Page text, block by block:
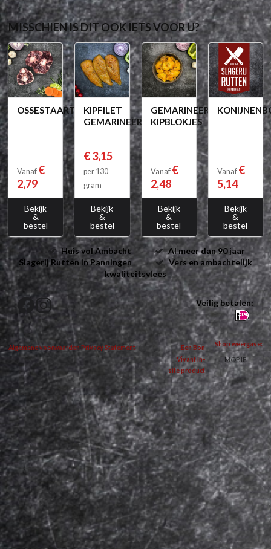
MISSCHIEN IS DIT OOK IETS VOOR U?
OSSESTAART
Vanaf €
2,79
Bekijk
&
bestel
KIPFILET
GEMARINEERD
€ 3,15
per 130
gram
Bekijk
&
bestel
GEMARINEERDE
KIPBLOKJES
Vanaf €
2,48
Bekijk
&
bestel
Vanaf €
5,14
Bekijk
&
bestel
Huis vol Ambacht
Al meer dan 90 jaar
Slagerij Rutten in Panningen
Vers en ambachtelijk
kwaliteitsvlees
Veilig betalen:
Algemene voorwaarden Privacy Statement
Een Bon
Vivant In-
site product
Shop weergave:
MOBIEL